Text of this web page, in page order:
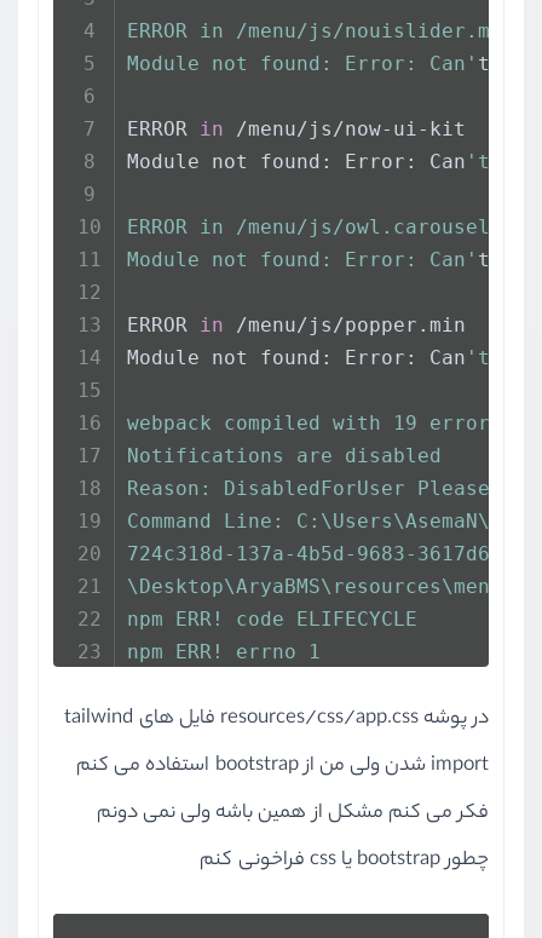
ERROR in /menu/js/nouislider.min
Module not found: Error: Can' t
ERROR in /menu/js/now-ui-kit
Module not found: Error: Can 't
ERROR in /menu/js/owl.carousel.min
Module not found: Error: Can' t
ERROR in /menu/js/popper.min
Module not found: Error: Can 't
webpack compiled with 19 errors
Notifications are disabled
Reason: DisabledForUser Please
Command Line:
724c318d-137a-4b5d-9683-
npm ERR! code ELIFECYCLE
npm ERR! errno 1
npm ERR! Exit status 1
npm ERR!
npm ERR! Failed at the @
npm ERR! This is probably not a
npm ERR!
در پوشه resources/css/app.css فایل های tailwind
import شدن ولی من از bootstrap استفاده می کنم
فکر می کنم مشکل از همین باشه ولی نمی دونم
چطور bootstrap یا css فراخونی کنم